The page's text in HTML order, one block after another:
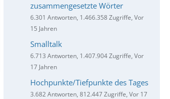
zusammengesetzte Wörter
6.301 Antworten, 1.466.358 Zugriffe, Vor
15 Jahren
Smalltalk
6.713 Antworten, 1.407.904 Zugriffe, Vor
17 Jahren
Hochpunkte/Tiefpunkte des Tages
3.682 Antworten, 812.447 Zugriffe, Vor 17